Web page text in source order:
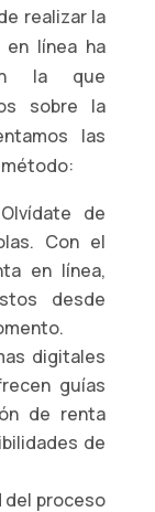
realizar la
en línea ha
la que
sobre la
las
Olvídate de
Con el
en línea,
desde
digitales
guías
de renta
de
del proceso